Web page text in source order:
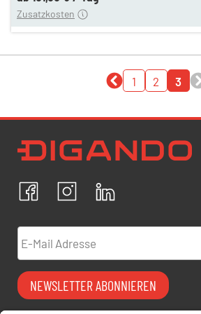
Zusatzkosten
1 2 3
FacebookInstagram
Ich bestätige, dass ich die
personenbezogenen Daten
E-Mail Adresse
NEWSLETTER ABONNIEREN